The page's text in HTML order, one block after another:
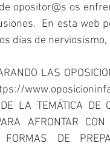
opositor@s os
En esta web
días de
LAS
LA TEMÁTICA DE
AFRONTAR
FORMAS DE